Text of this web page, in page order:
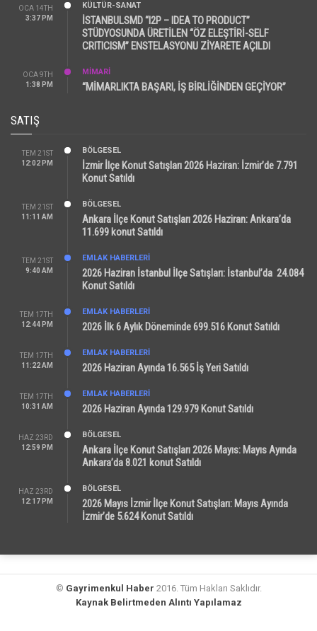
OCA 14TH
3:37 PM
KÜLTÜR-SANAT
İSTANBULSMD “I2P – IDEA TO PRODUCT”
STÜDYOSUNDA ÜRETİLEN “ÖZ ELEŞTİRİ-SELF
CRITICISM” ENSTELASYONU ZİYARETE AÇILDI
OCA 9TH
1:38 PM
MİMARİ
“MİMARLIKTA BAŞARI, İŞ BİRLİĞİNDEN GEÇİYOR”
SATIŞ
TEM 21ST
12:02 PM
BÖLGESEL
İzmir İlçe Konut Satışları 2026 Haziran: İzmir’de 7.791
Konut Satıldı
TEM 21ST
11:11 AM
BÖLGESEL
Ankara İlçe Konut Satışları 2026 Haziran: Ankara’da
11.699 konut Satıldı
TEM 21ST
9:40 AM
EMLAK HABERLERI
2026 Haziran İstanbul İlçe Satışları: İstanbul’da 24.084
Konut Satıldı
TEM 17TH
12:44 PM
EMLAK HABERLERI
2026 İlk 6 Aylık Döneminde 699.516 Konut Satıldı
TEM 17TH
11:22 AM
EMLAK HABERLERI
2026 Haziran Ayında 16.565 İş Yeri Satıldı
TEM 17TH
10:31 AM
EMLAK HABERLERI
2026 Haziran Ayında 129.979 Konut Satıldı
HAZ 23RD
12:59 PM
BÖLGESEL
Ankara İlçe Konut Satışları 2026 Mayıs: Mayıs Ayında
Ankara’da 8.021 konut Satıldı
HAZ 23RD
12:17 PM
BÖLGESEL
2026 Mayıs İzmir İlçe Konut Satışları: Mayıs Ayında
İzmir’de 5.624 Konut Satıldı
© Gayrimenkul Haber 2016. Tüm Hakları Saklıdır.
Kaynak Belirtmeden Alıntı Yapılamaz